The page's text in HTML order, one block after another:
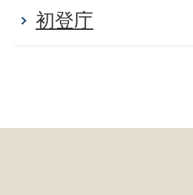
初登庁